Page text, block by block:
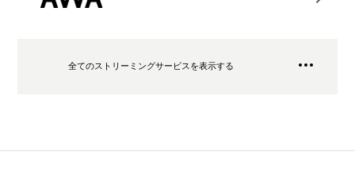
全てのストリーミングサービスを表示する